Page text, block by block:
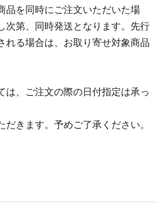
品を同時にご注文いただいた場
次第、同時発送となります。先行
れる場合は、お取り寄せ対象商品
は、ご注文の際の日付指定は承っ
きます。予めご了承ください。